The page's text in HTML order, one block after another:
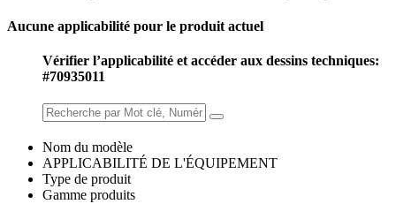
Aucune applicabilité pour le produit actuel
Vérifier l’applicabilité et accéder aux dessins techniques:
#70935011
Nom du modèle
APPLICABILITÉ DE L'ÉQUIPEMENT
Type de produit
Gamme produits